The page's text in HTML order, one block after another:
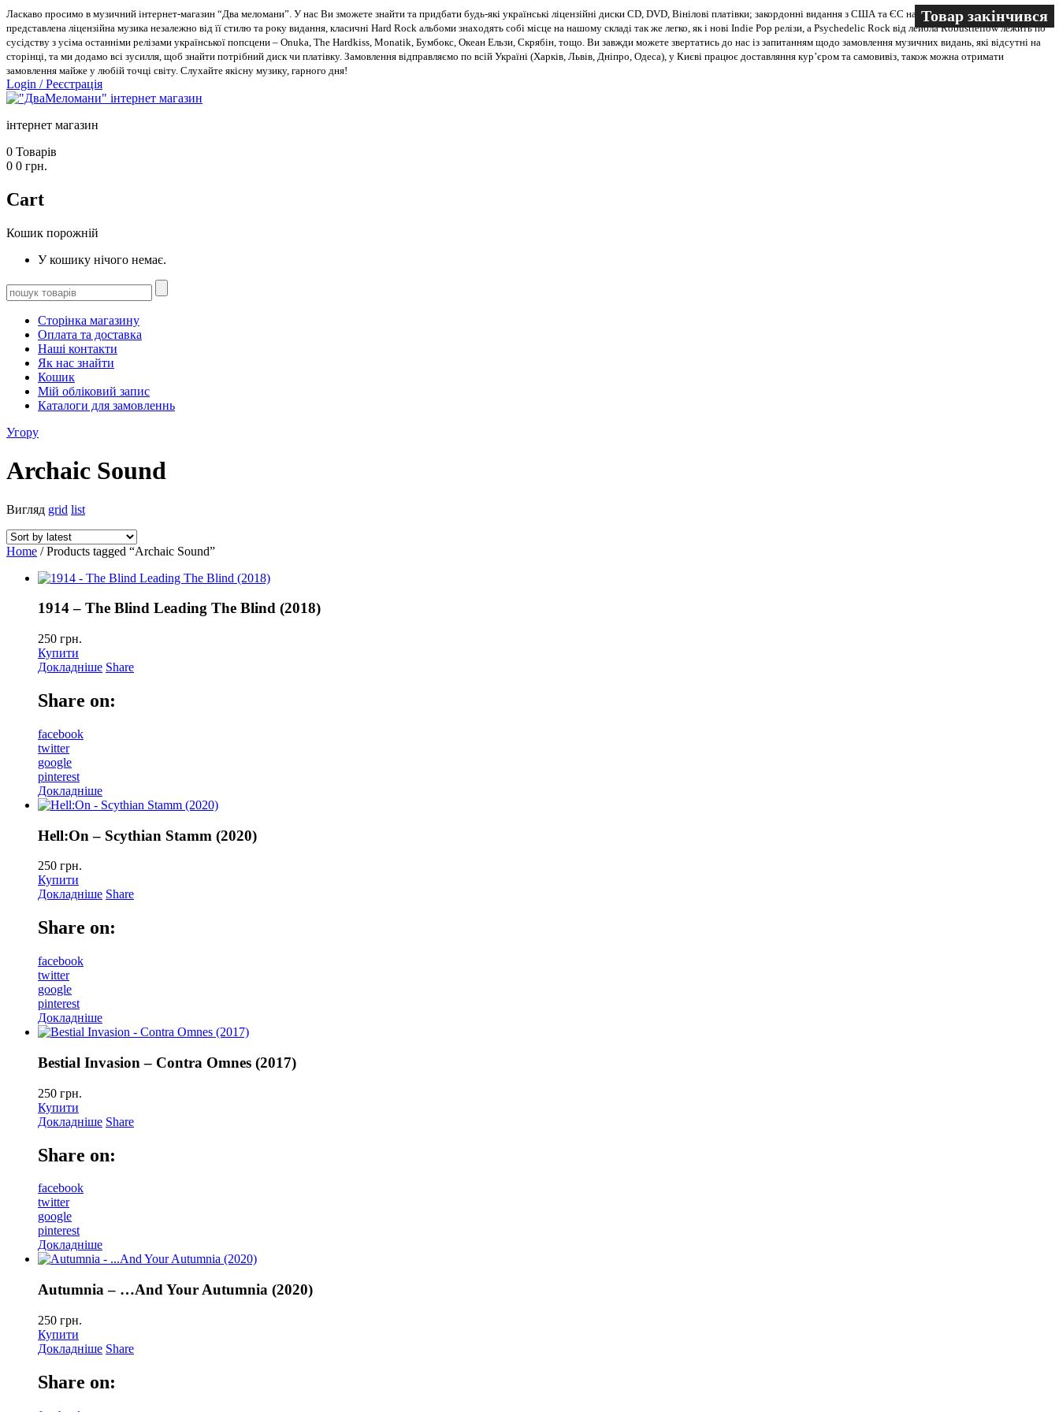
Ласкаво просимо в музичний інтернет-магазин “Два меломани”. У нас Ви зможете знайти та придбати будь-які українські ліцензійні диски CD, DVD, Вінілові платівки; закордонні видання з США та ЄС на всіх носіях. В магазині
представлена ліцензійна музика незалежно від її стилю та року видання, класичні Hard Rock альбоми знаходять собі місце на нашому складі так же легко, як і нові Indie Pop релізи, а Psychedelic Rock від лейбла Robustfellow лежить по
сусідству з усіма останніми релізами української попсцени – Onuka, The Hardkiss, Monatik, Бумбокс, Океан Ельзи, Скрябін, тощо. Ви завжди можете звертатись до нас із запитанням щодо замовлення музичних видань, які відсутні на
сторінці, та ми додамо всі зусилля, щоб знайти потрібний диск чи платівку. Замовлення відправляємо по всій Україні (Харків, Львів, Дніпро, Одеса), у Києві працює доставляння кур’єром та самовивіз, також можна отримати
замовлення майже у любій точці світу. Слухайте якісну музику, гарного дня!
Login /Реєстрація
інтернет магазин
0 Товарів
0 0 грн.
Cart
Кошик порожній
У кошику нічого немає.
Сторінка магазину
Оплата та доставка
Наші контакти
Як нас знайти
Кошик
Мій обліковий запис
Каталоги для замовленнь
Угору
Archaic Sound
Вигляд grid list
Home / Products tagged “Archaic Sound”
1914 – The Blind Leading The Blind (2018)
250 грн.
Купити
Докладніше Share
Share on:
facebook
twitter
google
pinterest
Докладніше
Hell:On – Scythian Stamm (2020)
250 грн.
Купити
Докладніше Share
Share on:
facebook
twitter
google
pinterest
Докладніше
Bestial Invasion – Contra Omnes (2017)
250 грн.
Купити
Докладніше Share
Share on:
facebook
twitter
google
pinterest
Докладніше
Autumnia – …And Your Autumnia (2020)
250 грн.
Купити
Докладніше Share
Share on:
Товар закінчився
Товар закінчився
Товар закінчився